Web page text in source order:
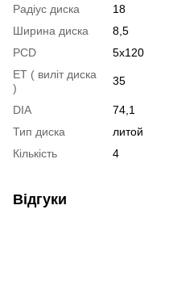
Радіус диска
18
Ширина диска
8,5
PCD
5x120
ET ( виліт диска
)
35
DIA
74,1
Тип диска
литой
Кількість
4
Відгуки